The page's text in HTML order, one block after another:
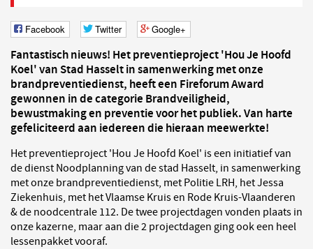
Facebook Twitter Google+
Fantastisch nieuws! Het preventieproject 'Hou Je Hoofd
Koel' van Stad Hasselt in samenwerking met onze
brandpreventiedienst, heeft een Fireforum Award
gewonnen in de categorie Brandveiligheid,
bewustmaking en preventie voor het publiek. Van harte
gefeliciteerd aan iedereen die hieraan meewerkte!
Het preventieproject 'Hou Je Hoofd Koel' is een initiatief van
de dienst Noodplanning van de stad Hasselt, in samenwerking
met onze brandpreventiedienst, met Politie LRH, het Jessa
Ziekenhuis, met het Vlaamse Kruis en Rode Kruis-Vlaanderen
& de noodcentrale 112. De twee projectdagen vonden plaats in
onze kazerne, maar aan die 2 projectdagen ging ook een heel
lessenpakket vooraf.